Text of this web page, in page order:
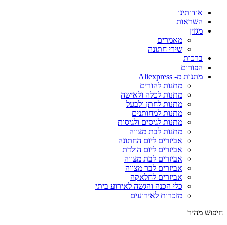
אודותינו
השראות
מגזין
מאמרים
שירי חתונה
ברכות
הפורום
מתנות מ- Aliexpress
מתנות להורים
מתנות לכלה ולאישה
מתנות לחתן ולבעל
מתנות למחותנים
מתנות לגיסים ולגיסות
מתנות לבת מצווה
אביזרים ליום החתונה
אביזרים ליום הולדת
אביזרים לבת מצווה
אביזרים לבר מצווה
אביזרים לחלאקה
כלי הכנה והגשה לאירוע ביתי
מזכרות לאירועים
חיפוש מהיר